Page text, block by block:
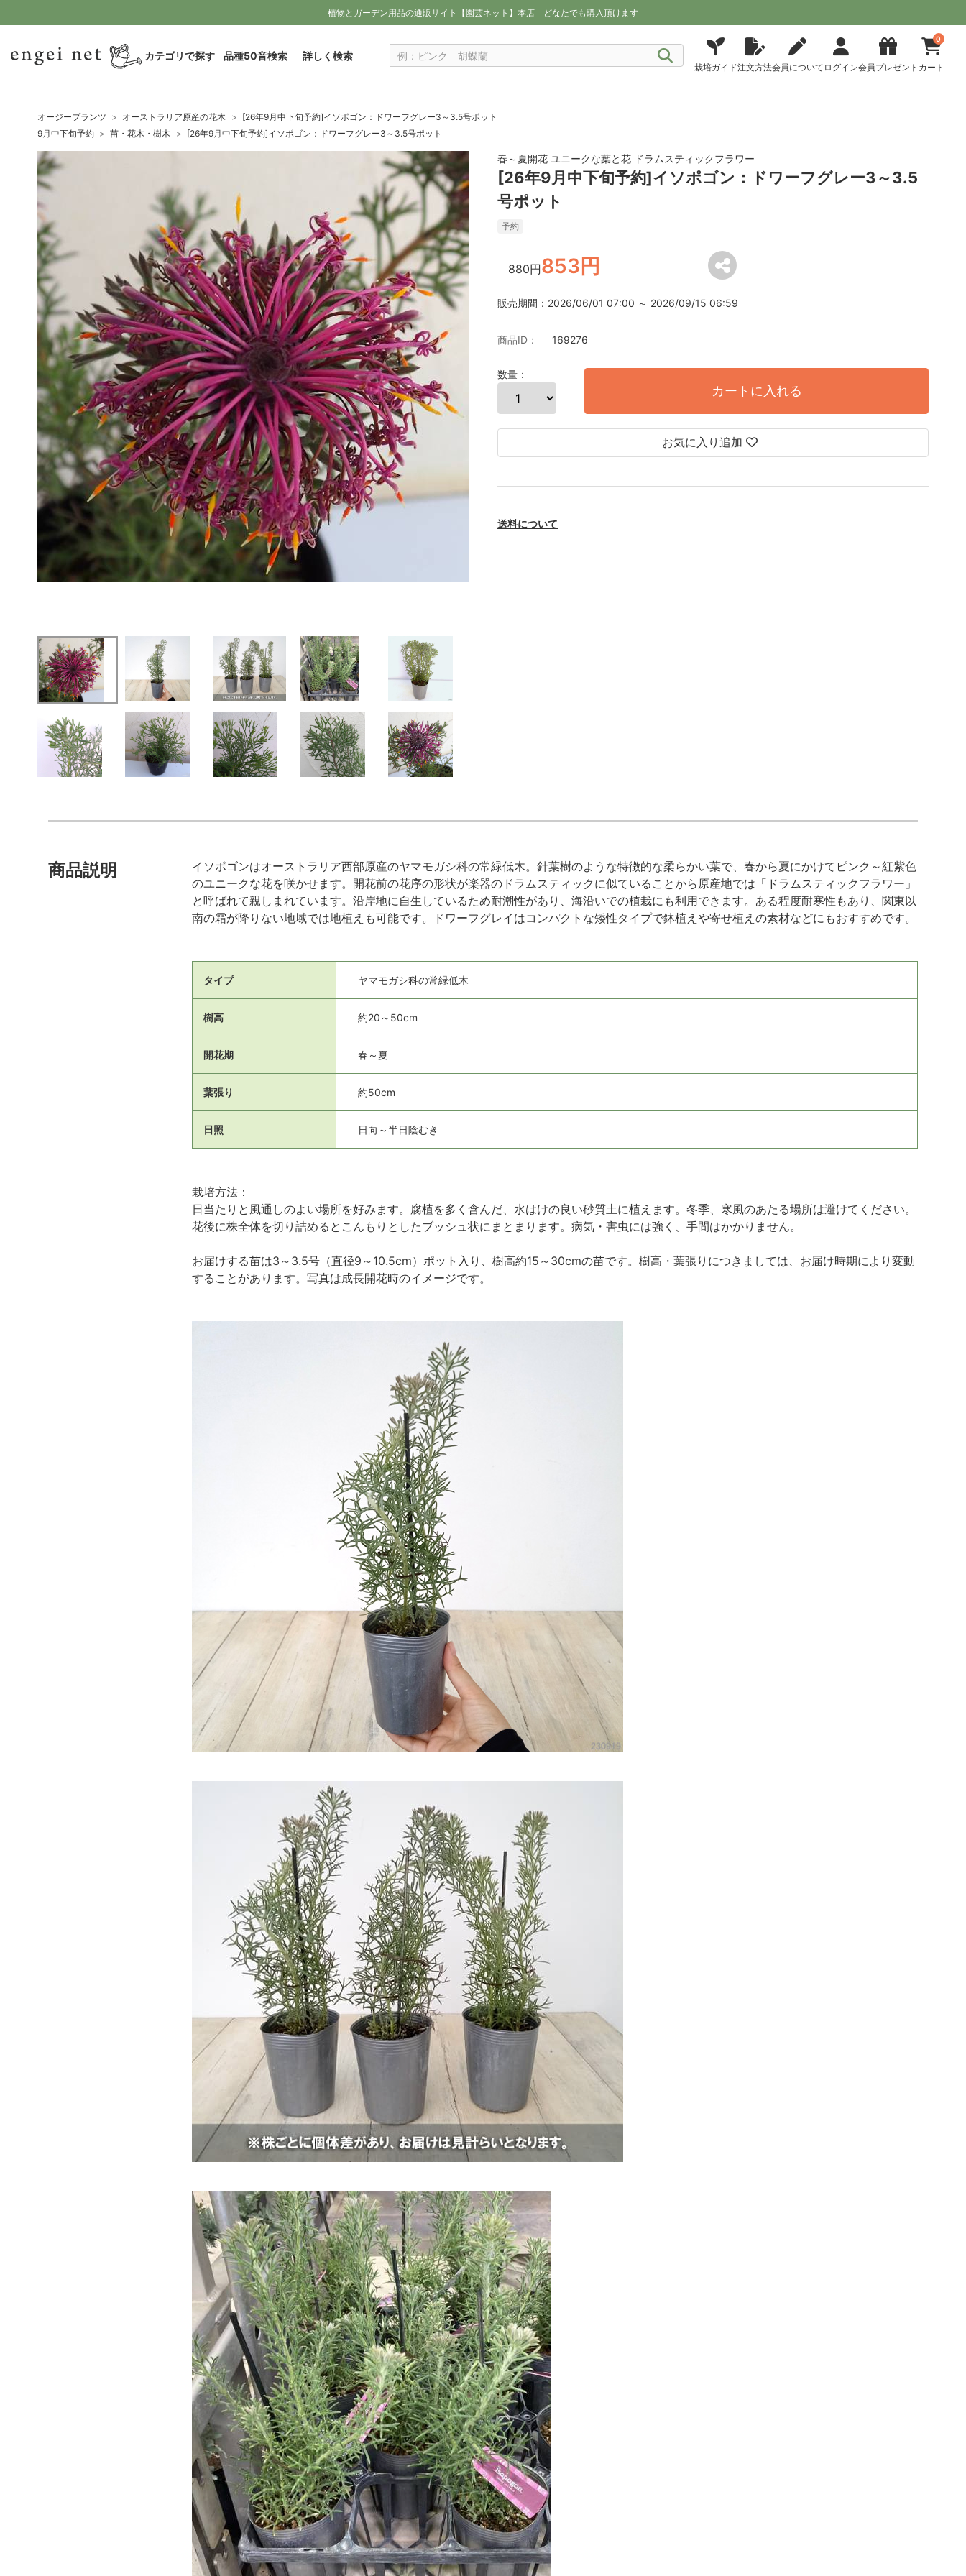
植物とガーデン用品の通販サイト【園芸ネット】本店 どなたでも購入頂けます
カテゴリで探す 品種50音検索 詳しく検索
栽培ガイド注文方法会員について ログイン会員プレゼント
0
カート
オージープランツ オーストラリア原産の花木
[26年9月中下旬予約]イソポゴン：ドワーフグレー3～3.5号ポット
9月中下旬予約
苗・花木・樹木 [26年9月中下旬予約]イソポゴン：ドワーフグレー3～3.5号ポット
春～夏開花 ユニークな葉と花 ドラムスティックフラワー
[26年9月中下旬予約]イソポゴン：ドワーフグレー3～3.5
号ポット
予約
880円853円
販売期間：2026/06/01 07:00 ～ 2026/09/15 06:59
商品ID： 169276
数量：
カートに入れる
お気に入り追加
送料について
商品説明
イソポゴンはオーストラリア西部原産のヤマモガシ科の常緑低木。針葉樹のような特徴的な柔らかい葉で、春から夏にかけてピンク～紅紫色
のユニークな花を咲かせます。開花前の花序の形状が楽器のドラムスティックに似ていることから原産地では「ドラムスティックフラワー」
と呼ばれて親しまれています。沿岸地に自生しているため耐潮性があり、海沿いでの植栽にも利用できます。ある程度耐寒性もあり、関東以
南の霜が降りない地域では地植えも可能です。ドワーフグレイはコンパクトな矮性タイプで鉢植えや寄せ植えの素材などにもおすすめです。
タイプ ヤマモガシ科の常緑低木
樹高 約20～50cm
開花期 春～夏
葉張り 約50cm
日照 日向～半日陰むき
栽培方法：
日当たりと風通しのよい場所を好みます。腐植を多く含んだ、水はけの良い砂質土に植えます。冬季、寒風のあたる場所は避けてください。
花後に株全体を切り詰めるとこんもりとしたブッシュ状にまとまります。病気・害虫には強く、手間はかかりません。
お届けする苗は3～3.5号（直径9～10.5cm）ポット入り、樹高約15～30cmの苗です。樹高・葉張りにつきましては、お届け時期により変動
することがあります。写真は成長開花時のイメージです。